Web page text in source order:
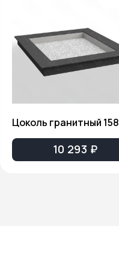
Цоколь гранитный 158
10 293 ₽